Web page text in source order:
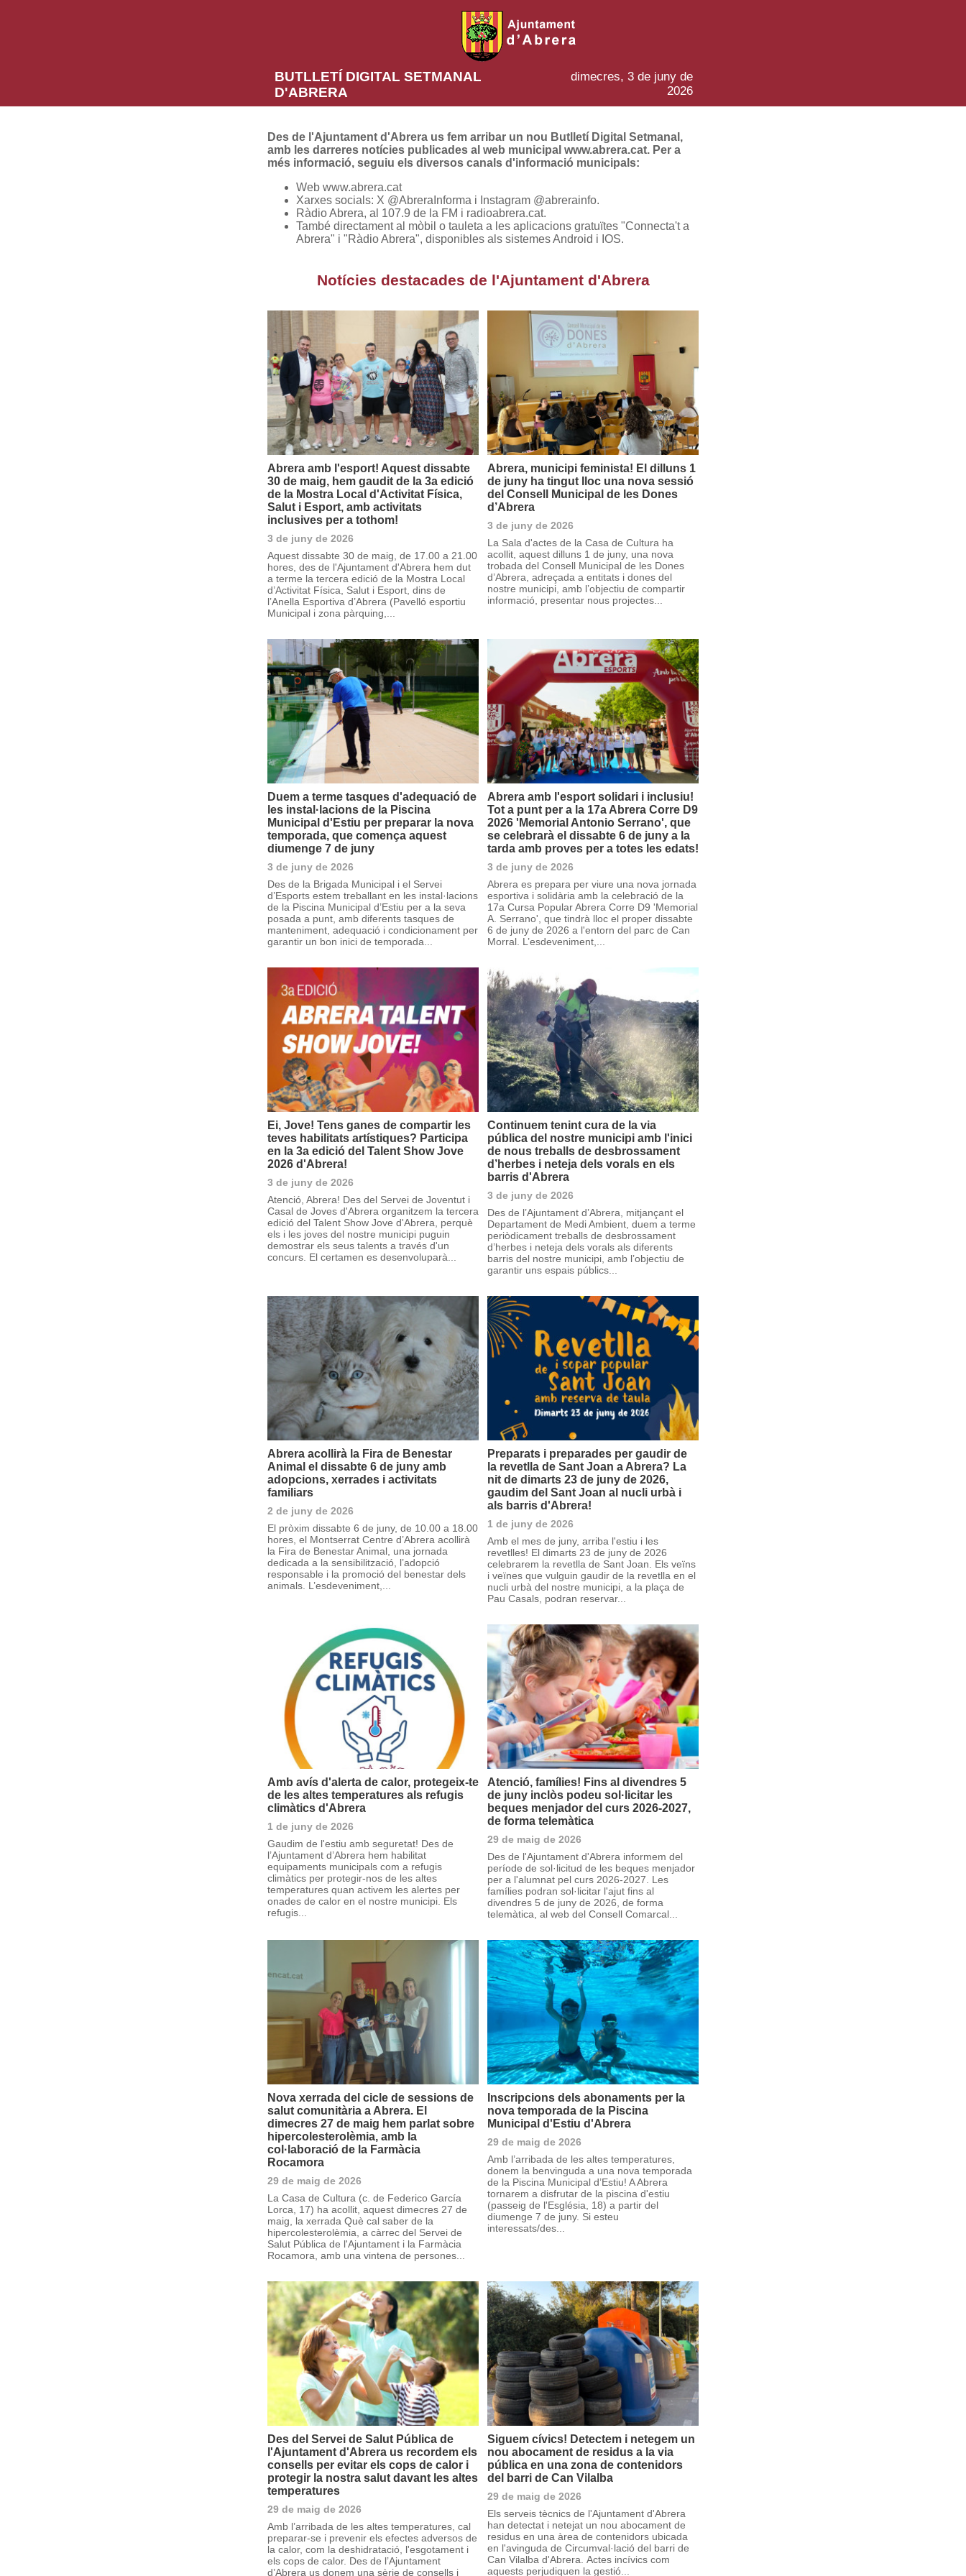
BUTLLETÍ DIGITAL SETMANAL
D'ABRERA
dimecres, 3 de juny de
2026
Des de l'Ajuntament d'Abrera us fem arribar un nou Butlletí Digital Setmanal,
amb les darreres notícies publicades al web municipal www.abrera.cat. Per a
més informació, seguiu els diversos canals d'informació municipals:
Web www.abrera.cat
Xarxes socials: X @AbreraInforma i Instagram @abrerainfo.
Ràdio Abrera, al 107.9 de la FM i radioabrera.cat.
També directament al mòbil o tauleta a les aplicacions gratuïtes "Connecta't a
Abrera" i "Ràdio Abrera", disponibles als sistemes Android i IOS.
Notícies destacades de l'Ajuntament d'Abrera
Abrera amb l'esport! Aquest dissabte
30 de maig, hem gaudit de la 3a edició
de la Mostra Local d'Activitat Física,
Salut i Esport, amb activitats
inclusives per a tothom!
3 de juny de 2026
Aquest dissabte 30 de maig, de 17.00 a 21.00
hores, des de l'Ajuntament d'Abrera hem dut
a terme la tercera edició de la Mostra Local
d’Activitat Física, Salut i Esport, dins de
l’Anella Esportiva d’Abrera (Pavelló esportiu
Municipal i zona pàrquing,...
Abrera, municipi feminista! El dilluns 1
de juny ha tingut lloc una nova sessió
del Consell Municipal de les Dones
d’Abrera
3 de juny de 2026
La Sala d'actes de la Casa de Cultura ha
acollit, aquest dilluns 1 de juny, una nova
trobada del Consell Municipal de les Dones
d’Abrera, adreçada a entitats i dones del
nostre municipi, amb l’objectiu de compartir
informació, presentar nous projectes...
Duem a terme tasques d'adequació de
les instal·lacions de la Piscina
Municipal d'Estiu per preparar la nova
temporada, que comença aquest
diumenge 7 de juny
3 de juny de 2026
Des de la Brigada Municipal i el Servei
d’Esports estem treballant en les instal·lacions
de la Piscina Municipal d’Estiu per a la seva
posada a punt, amb diferents tasques de
manteniment, adequació i condicionament per
garantir un bon inici de temporada...
Abrera amb l'esport solidari i inclusiu!
Tot a punt per a la 17a Abrera Corre D9
2026 'Memorial Antonio Serrano', que
se celebrarà el dissabte 6 de juny a la
tarda amb proves per a totes les edats!
3 de juny de 2026
Abrera es prepara per viure una nova jornada
esportiva i solidària amb la celebració de la
17a Cursa Popular Abrera Corre D9 'Memorial
A. Serrano', que tindrà lloc el proper dissabte
6 de juny de 2026 a l'entorn del parc de Can
Morral. L’esdeveniment,...
Ei, Jove! Tens ganes de compartir les
teves habilitats artístiques? Participa
en la 3a edició del Talent Show Jove
2026 d'Abrera!
3 de juny de 2026
Atenció, Abrera! Des del Servei de Joventut i
Casal de Joves d'Abrera organitzem la tercera
edició del Talent Show Jove d'Abrera, perquè
els i les joves del nostre municipi puguin
demostrar els seus talents a través d'un
concurs. El certamen es desenvoluparà...
Continuem tenint cura de la via
pública del nostre municipi amb l'inici
de nous treballs de desbrossament
d’herbes i neteja dels vorals en els
barris d'Abrera
3 de juny de 2026
Des de l’Ajuntament d’Abrera, mitjançant el
Departament de Medi Ambient, duem a terme
periòdicament treballs de desbrossament
d’herbes i neteja dels vorals als diferents
barris del nostre municipi, amb l’objectiu de
garantir uns espais públics...
Abrera acollirà la Fira de Benestar
Animal el dissabte 6 de juny amb
adopcions, xerrades i activitats
familiars
2 de juny de 2026
El pròxim dissabte 6 de juny, de 10.00 a 18.00
hores, el Montserrat Centre d’Abrera acollirà
la Fira de Benestar Animal, una jornada
dedicada a la sensibilització, l’adopció
responsable i la promoció del benestar dels
animals. L’esdeveniment,...
Preparats i preparades per gaudir de
la revetlla de Sant Joan a Abrera? La
nit de dimarts 23 de juny de 2026,
gaudim del Sant Joan al nucli urbà i
als barris d'Abrera!
1 de juny de 2026
Amb el mes de juny, arriba l'estiu i les
revetlles! El dimarts 23 de juny de 2026
celebrarem la revetlla de Sant Joan. Els veïns
i veïnes que vulguin gaudir de la revetlla en el
nucli urbà del nostre municipi, a la plaça de
Pau Casals, podran reservar...
Amb avís d'alerta de calor, protegeix-te
de les altes temperatures als refugis
climàtics d'Abrera
1 de juny de 2026
Gaudim de l'estiu amb seguretat! Des de
l’Ajuntament d’Abrera hem habilitat
equipaments municipals com a refugis
climàtics per protegir-nos de les altes
temperatures quan activem les alertes per
onades de calor en el nostre municipi. Els
refugis...
Atenció, famílies! Fins al divendres 5
de juny inclòs podeu sol·licitar les
beques menjador del curs 2026-2027,
de forma telemàtica
29 de maig de 2026
Des de l'Ajuntament d'Abrera informem del
període de sol·licitud de les beques menjador
per a l'alumnat pel curs 2026-2027. Les
famílies podran sol·licitar l'ajut fins al
divendres 5 de juny de 2026, de forma
telemàtica, al web del Consell Comarcal...
Nova xerrada del cicle de sessions de
salut comunitària a Abrera. El
dimecres 27 de maig hem parlat sobre
hipercolesterolèmia, amb la
col·laboració de la Farmàcia
Rocamora
29 de maig de 2026
La Casa de Cultura (c. de Federico García
Lorca, 17) ha acollit, aquest dimecres 27 de
maig, la xerrada Què cal saber de la
hipercolesterolèmia, a càrrec del Servei de
Salut Pública de l'Ajuntament i la Farmàcia
Rocamora, amb una vintena de persones...
Inscripcions dels abonaments per la
nova temporada de la Piscina
Municipal d'Estiu d'Abrera
29 de maig de 2026
Amb l’arribada de les altes temperatures,
donem la benvinguda a una nova temporada
de la Piscina Municipal d’Estiu! A Abrera
tornarem a disfrutar de la piscina d'estiu
(passeig de l'Església, 18) a partir del
diumenge 7 de juny. Si esteu
interessats/des...
Des del Servei de Salut Pública de
l'Ajuntament d'Abrera us recordem els
consells per evitar els cops de calor i
protegir la nostra salut davant les altes
temperatures
29 de maig de 2026
Amb l’arribada de les altes temperatures, cal
preparar-se i prevenir els efectes adversos de
la calor, com la deshidratació, l'esgotament i
els cops de calor. Des de l’Ajuntament
d’Abrera us donem una sèrie de consells i
Siguem cívics! Detectem i netegem un
nou abocament de residus a la via
pública en una zona de contenidors
del barri de Can Vilalba
29 de maig de 2026
Els serveis tècnics de l'Ajuntament d'Abrera
han detectat i netejat un nou abocament de
residus en una àrea de contenidors ubicada
en l'avinguda de Circumval·lació del barri de
Can Vilalba d'Abrera. Actes incívics com
aquests perjudiquen la gestió...